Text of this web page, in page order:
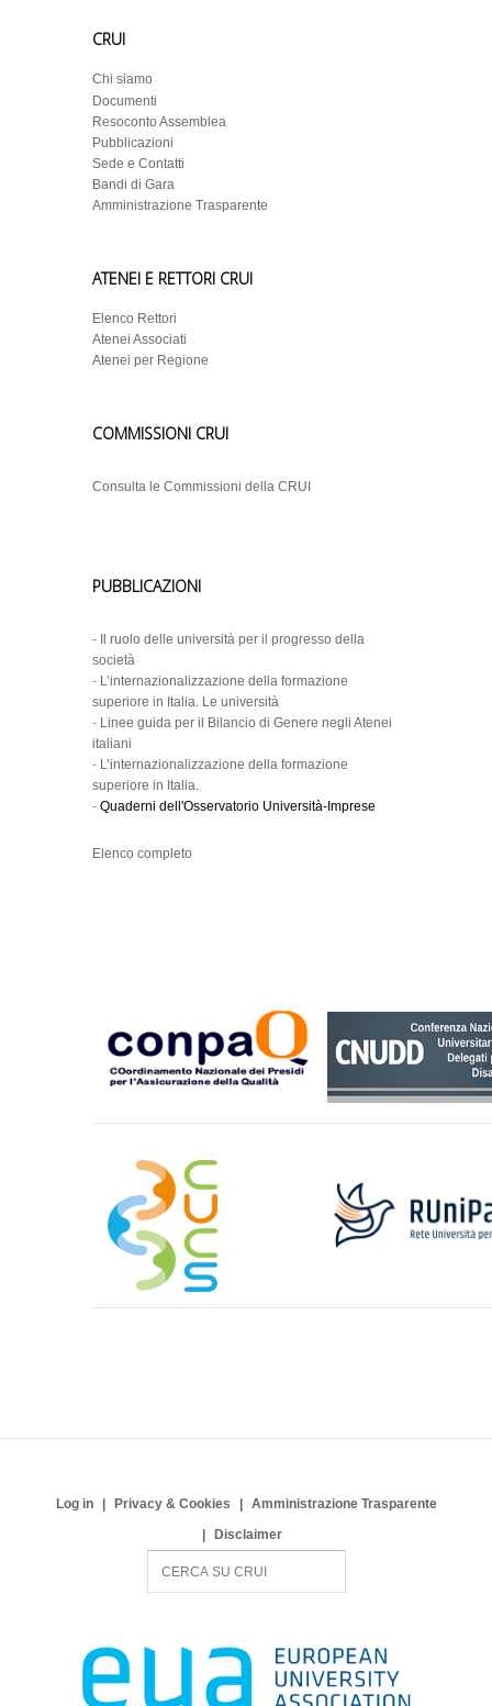
CRUI
Chi siamo
Documenti
Resoconto Assemblea
Pubblicazioni
Sede e Contatti
Bandi di Gara
Amministrazione Trasparente
ATENEI E RETTORI CRUI
Elenco Rettori
Atenei Associati
Atenei per Regione
COMMISSIONI CRUI
Consulta le Commissioni della CRUI
PUBBLICAZIONI
-
Il ruolo delle università per il progresso della
società
- L’internazionalizzazione della formazione
superiore in Italia. Le università
- Linee guida per il Bilancio di Genere negli Atenei
italiani
- L’internazionalizzazione della formazione
superiore in Italia.
- Quaderni dell'Osservatorio Università-Imprese
Elenco completo
Log in Privacy & Cookies
Amministrazione Trasparente
Disclaimer
c